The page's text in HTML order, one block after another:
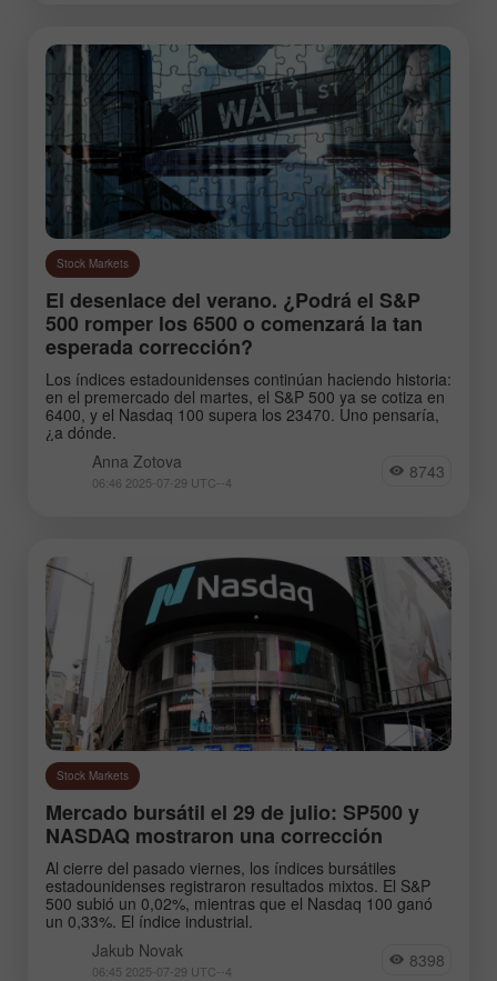
Stock Markets
El desenlace del verano. ¿Podrá el S&P
500 romper los 6500 o comenzará la tan
esperada corrección?
Los índices estadounidenses continúan haciendo historia:
en el premercado del martes, el S&P 500 ya se cotiza en
6400, y el Nasdaq 100 supera los 23470. Uno pensaría,
¿a dónde.
Anna Zotova
06:46 2025-07-29 UTC--4 8743
Stock Markets
Mercado bursátil el 29 de julio: SP500 y
NASDAQ mostraron una corrección
Al cierre del pasado viernes, los índices bursátiles
estadounidenses registraron resultados mixtos. El S&P
500 subió un 0,02%, mientras que el Nasdaq 100 ganó
un 0,33%. El índice industrial.
Jakub Novak
06:45 2025-07-29 UTC--4 8398